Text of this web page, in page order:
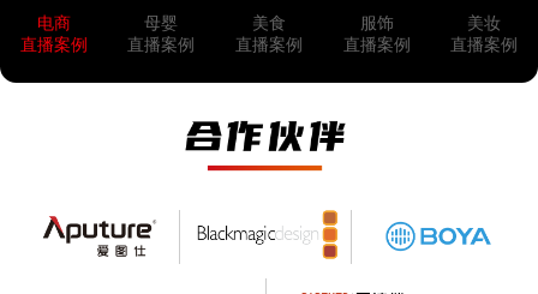
电商
直播案例
母婴
直播案例
美食
直播案例
服饰
直播案例
美妆
直播案例